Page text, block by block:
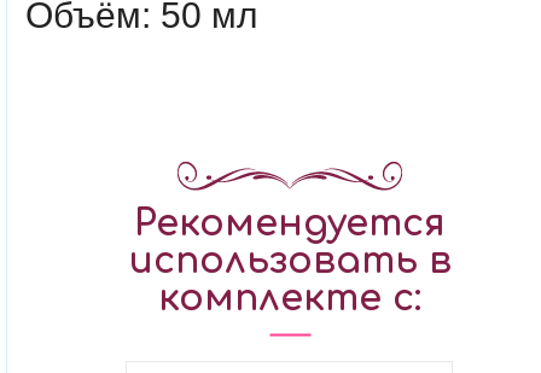
Объём: 50 мл
Рекомендуется
использовать в
комплекте с: